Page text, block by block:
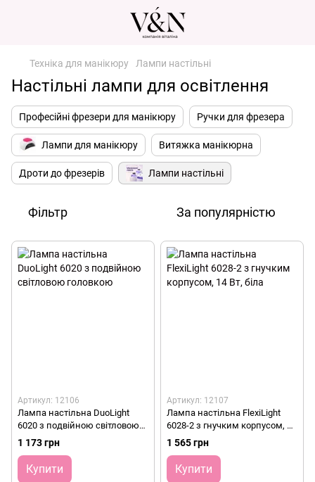
Техніка для манікюру Лампи настільні
Настільні лампи для освітлення
Професійні фрезери для манікюру Ручки для фрезера
Лампи для манікюру Витяжка манікюрна
Дроти до фрезерів Лампи настільні
Фільтр За популярністю
Артикул: 12106
Лампа настільна DuoLight
6020 з подвійною світловою
головкою
1 173 грн
Купити
Артикул: 12107
Лампа настільна FlexiLight
6028-2 з гнучким корпусом, 14
Вт, біла
1 565 грн
Купити